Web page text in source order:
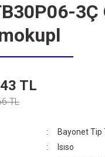
TL
TL
Bayonet
Isıso